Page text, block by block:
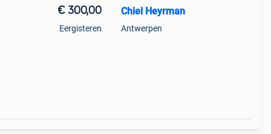
€ 300,00
Eergisteren
Chiel Heyrman
Antwerpen